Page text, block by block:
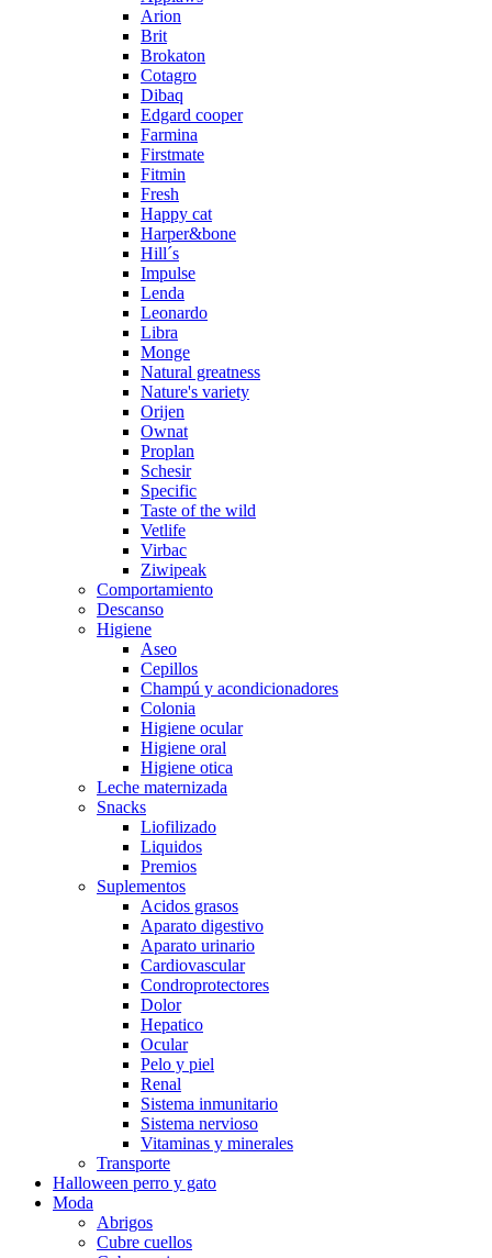
Arion
Brit
Brokaton
Cotagro
Dibaq
Edgard cooper
Farmina
Firstmate
Fitmin
Fresh
Happy cat
Harper&bone
Hill´s
Impulse
Lenda
Leonardo
Libra
Monge
Natural greatness
Nature's variety
Orijen
Ownat
Proplan
Schesir
Specific
Taste of the wild
Vetlife
Virbac
Ziwipeak
Comportamiento
Descanso
Higiene
Aseo
Cepillos
Champú y acondicionadores
Colonia
Higiene ocular
Higiene oral
Higiene otica
Leche maternizada
Snacks
Liofilizado
Liquidos
Premios
Suplementos
Acidos grasos
Aparato digestivo
Aparato urinario
Cardiovascular
Condroprotectores
Dolor
Hepatico
Ocular
Pelo y piel
Renal
Sistema inmunitario
Sistema nervioso
Vitaminas y minerales
Transporte
Halloween perro y gato
Moda
Abrigos
Cubre cuellos